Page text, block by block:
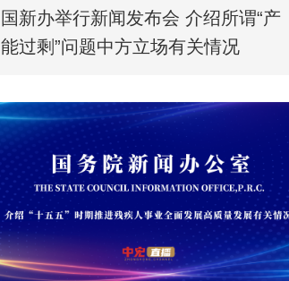
国新办举行新闻发布会 介绍所谓“产
能过剩”问题中方立场有关情况